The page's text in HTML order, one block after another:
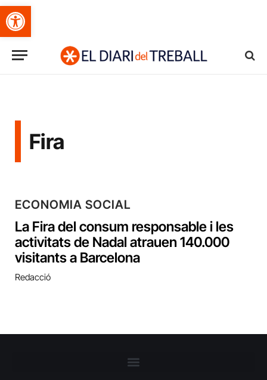
Obre la barra d'eines
Fira
ECONOMIA SOCIAL
La Fira del consum responsable i les
activitats de Nadal atrauen 140.000
visitants a Barcelona
Redacció